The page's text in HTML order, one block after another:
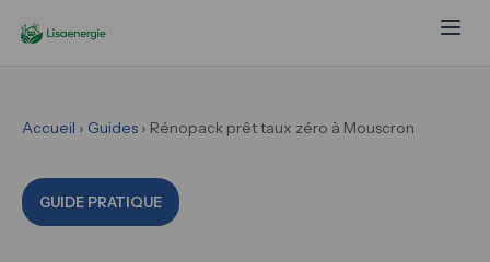
Accueil › Guides › Rénopack prêt taux zéro à Mouscron
GUIDE PRATIQUE